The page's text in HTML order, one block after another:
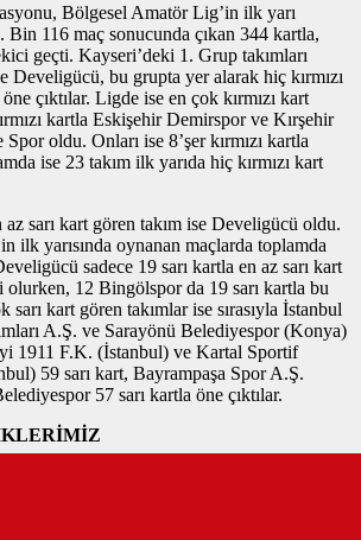
Bölgesel Amatör Lig’in ilk yarı
Bin 116 maç sonucunda çıkan 344 kartla,
geçti. Kayseri’deki 1. Grup takımları
Develigücü, bu grupta yer alarak hiç kırmızı
çıktılar. Ligde ise en çok kırmızı kart
kartla Eskişehir Demirspor ve Kırşehir
oldu. Onları ise 8’şer kırmızı kartla
ise 23 takım ilk yarıda hiç kırmızı kart
az sarı kart gören takım ise Develigücü oldu.
ilk yarısında oynanan maçlarda toplamda
sadece 19 sarı kartla en az sarı kart
olurken, 12 Bingölspor da 19 sarı kartla bu
kart gören takımlar ise sırasıyla İstanbul
A.Ş. ve Sarayönü Belediyespor (Konya)
1911 F.K. (İstanbul) ve Kartal Sportif
59 sarı kart, Bayrampaşa Spor A.Ş.
57 sarı kartla öne çıktılar.